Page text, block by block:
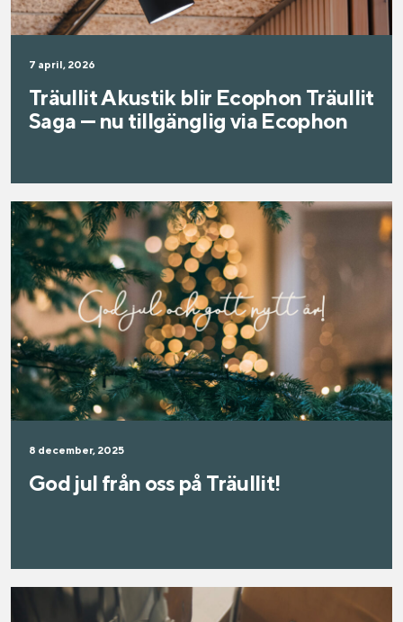
7 april, 2026
Träullit Akustik blir Ecophon Träullit
Saga — nu tillgänglig via Ecophon
8 december, 2025
God jul från oss på Träullit!